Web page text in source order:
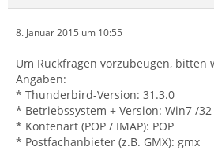
8. Januar 2015 um 10:55
Um Rückfragen vorzubeugen, bitten
Angaben:
* Thunderbird-Version: 31.3.0
* Betriebssystem + Version: Win7 /32
* Kontenart (POP / IMAP): POP
* Postfachanbieter (z.B. GMX): gmx